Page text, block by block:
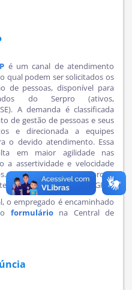
é um canal de atendimento
qual podem ser solicitados os
de pessoas, disponível para
do Serpro (ativos,
A demanda é classificada
de gestão de pessoas e seus
e direcionada a equipes
o devido atendimento. Essa
em maior agilidade nas
a assertividade e velocidade
AOuvidoria do Serpro é
do Fale com a GP.
o empregado é encaminhado
formulário na Central de